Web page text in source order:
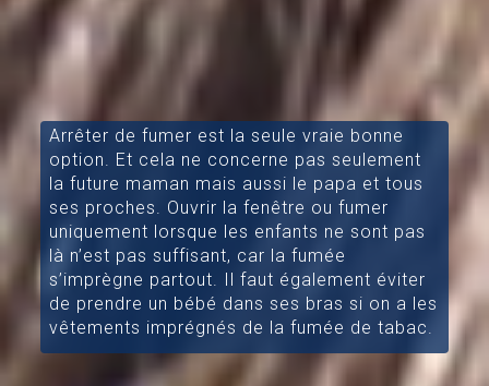
Arrêter de fumer est la seule vraie bonne
option. Et cela ne concerne pas seulement
la future maman mais aussi le papa et tous
ses proches. Ouvrir la fenêtre ou fumer
uniquement lorsque les enfants ne sont pas
là n’est pas suffisant, car la fumée
s’imprègne partout. Il faut également éviter
de prendre un bébé dans ses bras si on a les
vêtements imprégnés de la fumée de tabac.